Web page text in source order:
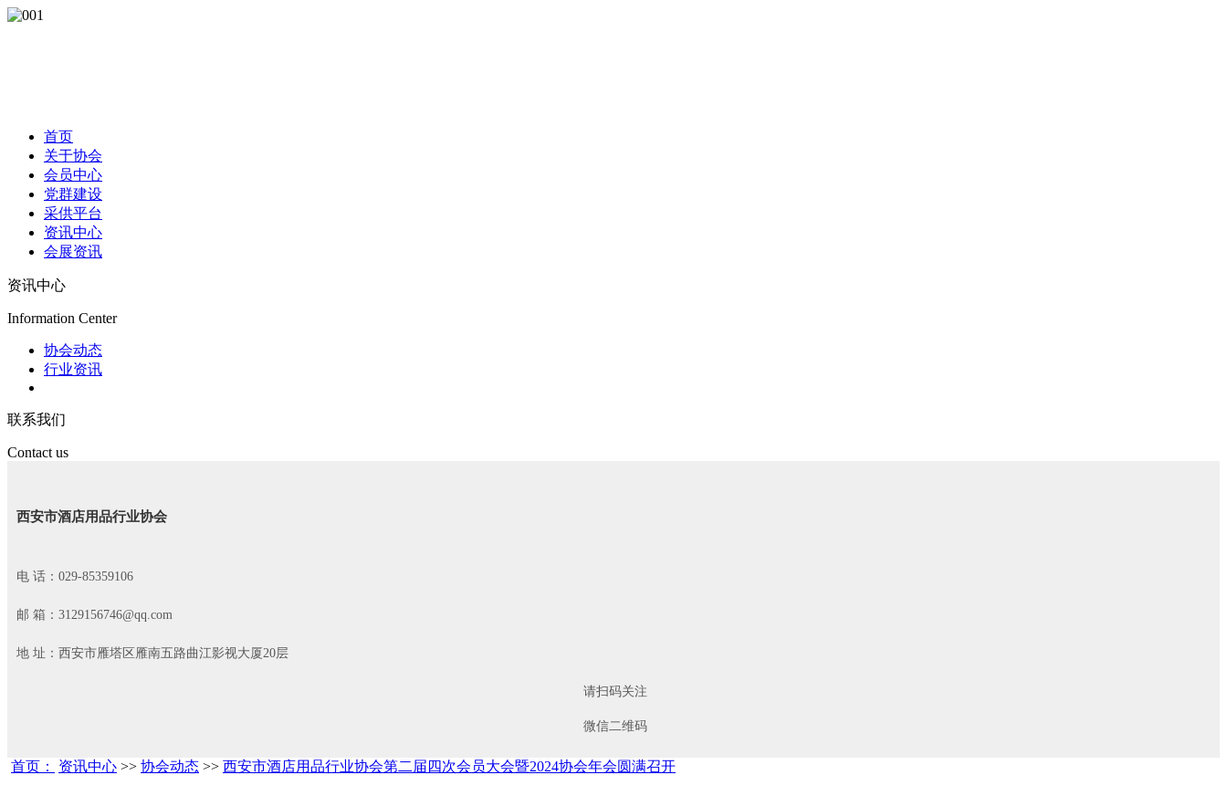
首页
关于协会
会员中心
党群建设
采供平台
资讯中心
会展资讯
资讯中心
Information Center
协会动态
行业资讯
联系我们
Contact us
西安市酒店用品行业协会
电 话：029-85359106
邮 箱：3129156746@qq.com
地 址：西安市雁塔区雁南五路曲江影视大厦20层
请扫码关注
微信二维码
首页： 资讯中心 >> 协会动态 >> 西安市酒店用品行业协会第二届四次会员大会暨2024协会年会圆满召开